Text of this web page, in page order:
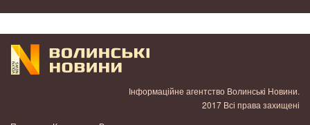
Інформаційне агентство Волинські Новини.
2017 Всі права захищені